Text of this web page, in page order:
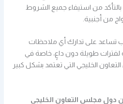
بالتأكد من استيفاء جميع الشروط
من أجنبية.
تساعد على تدارك أي ملاحظات
لفترات طويلة دون داعٍ، خاصة في
الخليجي التي تعتمد بشكل كبير
دول مجلس التعاون الخليجي